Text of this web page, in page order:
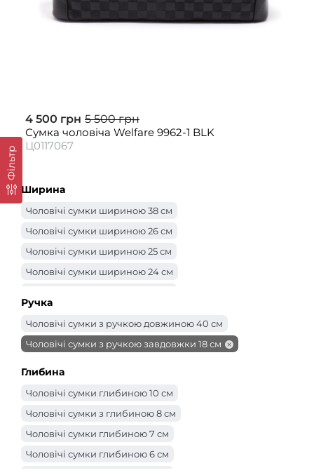
Фільтр
4 500 грн 5 500 грн
Сумка чоловіча Welfare 9962-1 BLK
Ц0117067
Ширина
Чоловічі сумки шириною 38 см
Чоловічі сумки шириною 26 см
Чоловічі сумки шириною 25 см
Чоловічі сумки шириною 24 см
Чоловічі сумки шириною 21 см
Чоловічі сумки шириною 20 см
Чоловічі сумки 18 см
Чоловічі сумки шириною 17 см
Чоловічі сумки шириною 16 см
Чоловічі сумки шириною 15 см
Чоловічі сумки шириною 14 см
Ручка
Чоловічі сумки з ручкою довжиною 40 см
Чоловічі сумки з ручкою завдовжки 18 см
Глибина
Чоловічі сумки глибиною 10 см
Чоловічі сумки з глибиною 8 см
Чоловічі сумки глибиною 7 см
Чоловічі сумки глибиною 6 см